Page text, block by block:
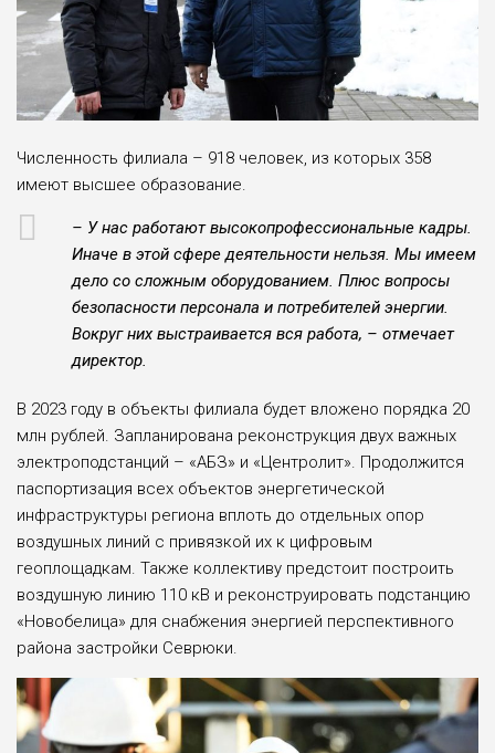
Численность филиала – 918 человек, из которых 358
имеют высшее образование.
– У нас работают высокопрофессиональные кадры.
Иначе в этой сфере деятельности нельзя. Мы имеем
дело со сложным оборудованием. Плюс вопросы
безопасности персонала и потребителей энергии.
Вокруг них выстраивается вся работа, – отмечает
директор.
В 2023 году в объекты филиала будет вложено порядка 20
млн рублей. Запланирована реконструкция двух важных
электроподстанций – «АБЗ» и «Центролит». Продолжится
паспортизация всех объектов энергетической
инфраструктуры региона вплоть до отдельных опор
воздушных линий с привязкой их к цифровым
геоплощадкам. Также коллективу предстоит построить
воздушную линию 110 кВ и реконструировать подстанцию
«Новобелица» для снабжения энергией перспективного
района застройки Севрюки.